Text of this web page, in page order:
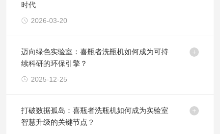
时代
2026-03-20
迈向绿色实验室：喜瓶者洗瓶机如何成为可持
续科研的环保引擎？
2025-12-25
打破数据孤岛：喜瓶者洗瓶机如何成为实验室
智慧升级的关键节点？